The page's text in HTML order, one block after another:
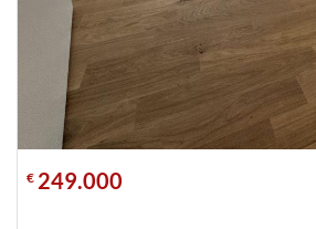
€ 249.000